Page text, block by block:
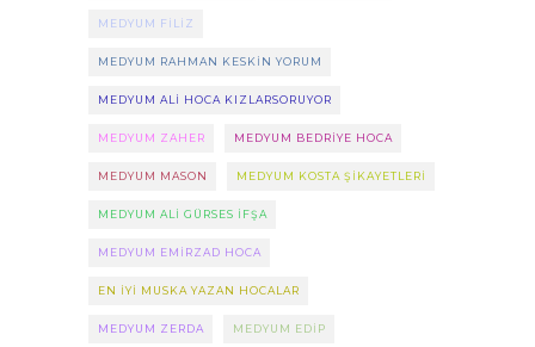
MEDYUM FILIZ
MEDYUM RAHMAN KESKIN YORUM
MEDYUM ALI HOCA KIZLARSORUYOR
MEDYUM ZAHER MEDYUM BEDRIYE HOCA
MEDYUM MASON MEDYUM KOSTA ŞIKAYETLERI
MEDYUM ALI GÜRSES IFŞA
MEDYUM EMIRZAD HOCA
EN IYI MUSKA YAZAN HOCALAR
MEDYUM ZERDA MEDYUM EDIP